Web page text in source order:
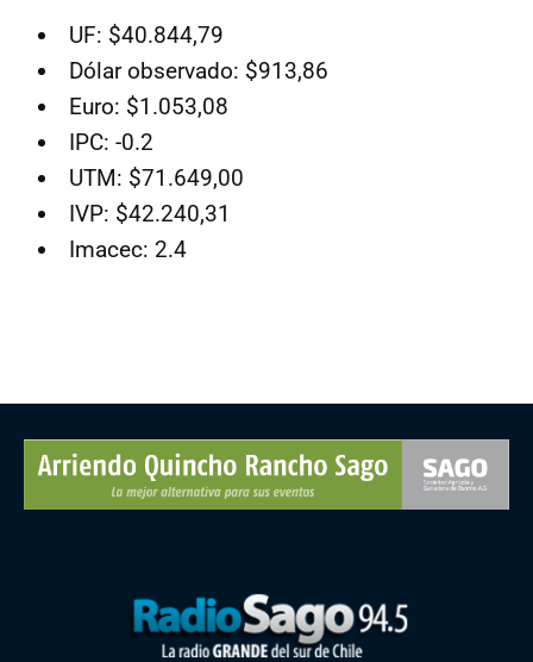
UF: $40.844,79
Dólar observado: $913,86
Euro: $1.053,08
IPC: -0.2
UTM: $71.649,00
IVP: $42.240,31
Imacec: 2.4